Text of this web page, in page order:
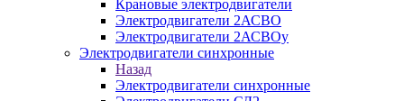
Крановые электродвигатели
Электродвигатели 2АСВО
Электродвигатели 2АСВОу
Электродвигатели синхронные
Назад
Электродвигатели синхронные